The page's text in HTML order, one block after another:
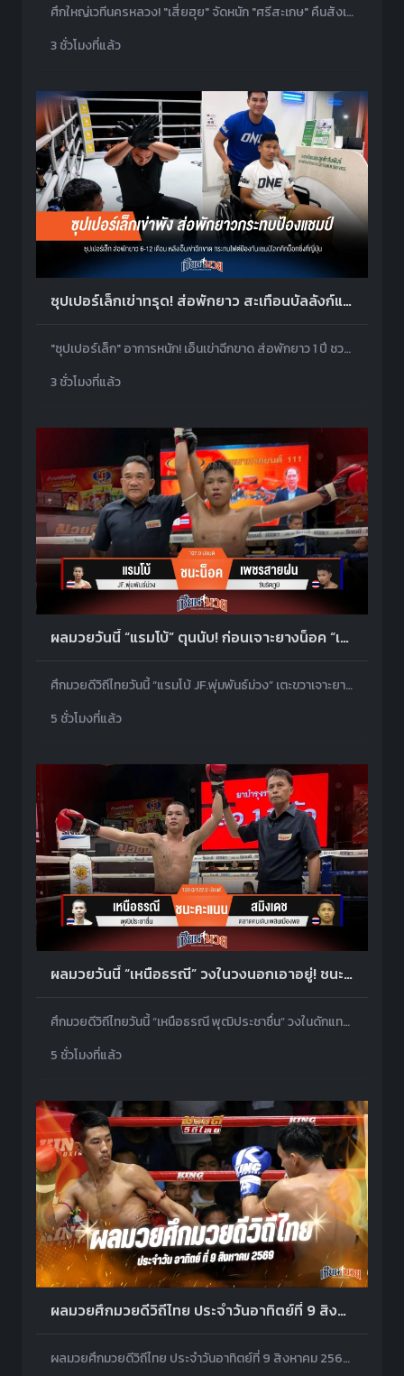
ศึกใหญ่เวทีนครหลวง! "เสี่ยฮุย" จัดหนัก "ศรีสะเกษ" คืนสังเวียนชิงแชมป์ ABF ปะทะ "ซอนนี่ บอย" การันตีความเดือด 28 ส.ค.นี้
3 ชั่วโมงที่แล้ว
ซุปเปอร์เล็กเข่าทรุด! ส่อพักยาว สะเทือนบัลลังก์แชมป์
"ซุปเปอร์เล็ก" อาการหนัก! เอ็นเข่าฉีกขาด ส่อพักยาว 1 ปี ชวดป้องกันแชมป์โลกที่ญี่ปุ่นตุลาคมนี้
3 ชั่วโมงที่แล้ว
ผลมวยวันนี้ “แรมโบ้” ตุนนับ! ก่อนเจาะยางน็อค “เพชรสายฝน” ยก 3
ศึกมวยดีวิถีไทยวันนี้ “แรมโบ้ JF.พุ่มพันธ์ม่วง” เตะขวาเจาะยางได้นับ ก่อนเตะซ้ำที่เดิมปิดเกมน็อค “เพชรสายฝน ซันรัตภูมิ” ยก 3
5 ชั่วโมงที่แล้ว
ผลมวยวันนี้ “เหนือธรณี” วงในวงนอกเอาอยู่! ชนะแต้ม “สมิงเดช” ขาดลอย
ศึกมวยดีวิถีไทยวันนี้ “เหนือธรณี พุฒิประชาชื่น” วงในดักแทง คุมเกมชนะคะแนน “สมิงเดช ตลาดคนเดินเพลินเมืองพล” เอกฉันท์
5 ชั่วโมงที่แล้ว
ผลมวยศึกมวยดีวิถีไทย ประจำวันอาทิตย์ที่ 9 สิงหาคม 2569
ผลมวยศึกมวยดีวิถีไทย ประจำวันอาทิตย์ที่ 9 สิงหาคม 2569 โดยมีคู่เอกเป็น เหนือธรณี พุฒิประชาชื่น พบ สมิงเดช ตลาดคนเดินเพลินเมืองพล